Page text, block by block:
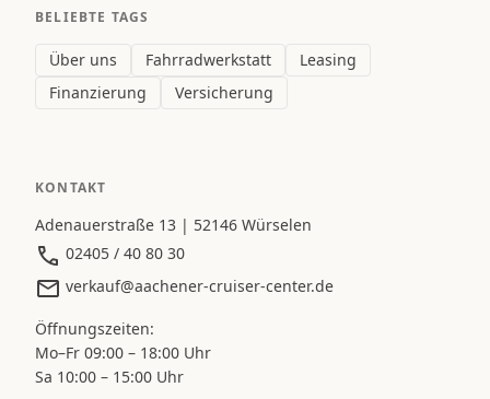
BELIEBTE TAGS
Über uns Fahrradwerkstatt
Leasing
Finanzierung
Versicherung
KONTAKT
Adenauerstraße 13 | 52146 Würselen
02405 / 40 80 30
verkauf@aachener-cruiser-center.de
Öffnungszeiten:
Mo–Fr 09:00 – 18:00 Uhr
Sa 10:00 – 15:00 Uhr